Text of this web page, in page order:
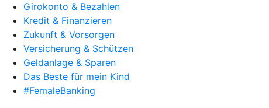
Girokonto & Bezahlen
Kredit & Finanzieren
Zukunft & Vorsorgen
Versicherung & Schützen
Geldanlage & Sparen
Das Beste für mein Kind
#FemaleBanking